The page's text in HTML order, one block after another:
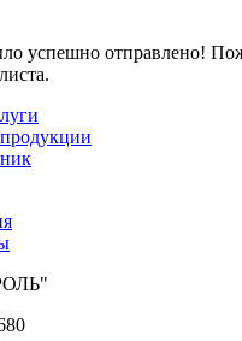
успешно отправлено!